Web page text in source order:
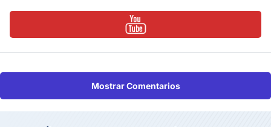
Mostrar Comentarios